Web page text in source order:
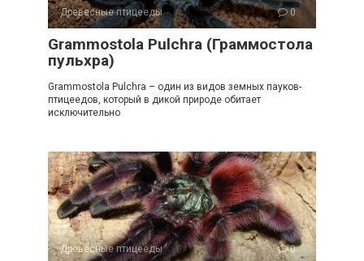
Древесные птицееды 0
Grammostola Pulchra (Граммостола
пульхра)
Grammostola Pulchra – один из видов земных пауков-
птицеедов, который в дикой природе обитает
исключительно
Древесные птицееды 0